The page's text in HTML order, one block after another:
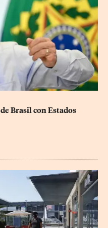
Brasil con Estados